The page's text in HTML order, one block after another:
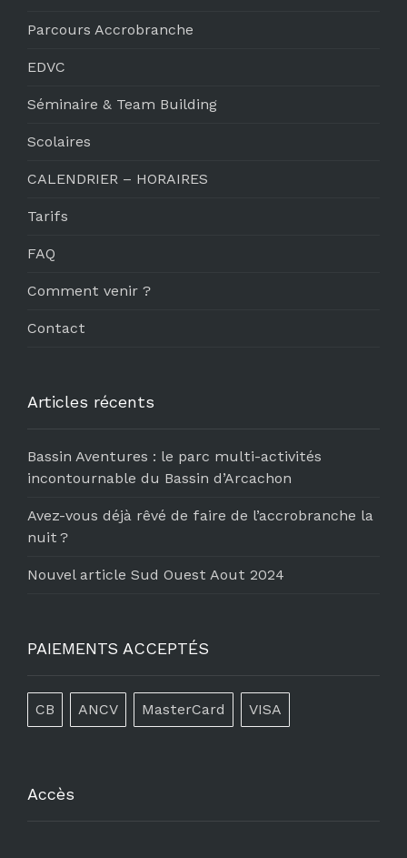
Parcours Accrobranche
EDVC
Séminaire & Team Building
Scolaires
CALENDRIER – HORAIRES
Tarifs
FAQ
Comment venir ?
Contact
Articles récents
Bassin Aventures : le parc multi-activités
incontournable du Bassin d’Arcachon
Avez-vous déjà rêvé de faire de l’accrobranche la
nuit ?
Nouvel article Sud Ouest Aout 2024
PAIEMENTS ACCEPTÉS
CB ANCV MasterCard VISA
Accès